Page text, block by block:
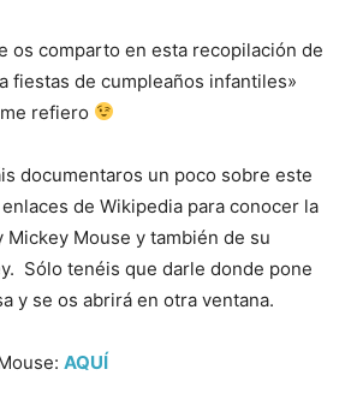
os comparto en esta recopilación de
fiestas de cumpleaños infantiles»
refiero
documentaros un poco sobre este
de Wikipedia para conocer la
Mouse y también de su
Sólo tenéis que darle donde pone
y se os abrirá en otra ventana.
AQUÍ